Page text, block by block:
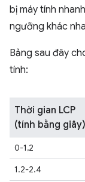
bị máy tính
ngưỡng khác
Bảng sau đây
tính:
Thời gian LCP
(tính bằng giây)
0-1,2
1.2-2.4